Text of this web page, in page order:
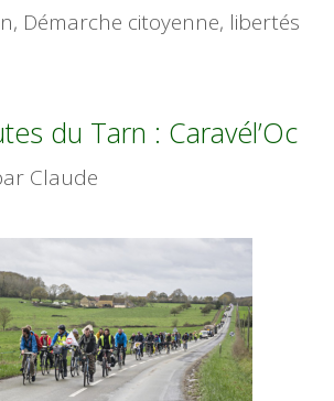
, Démarche citoyenne, libertés
du Tarn : Caravél’Oc
Claude